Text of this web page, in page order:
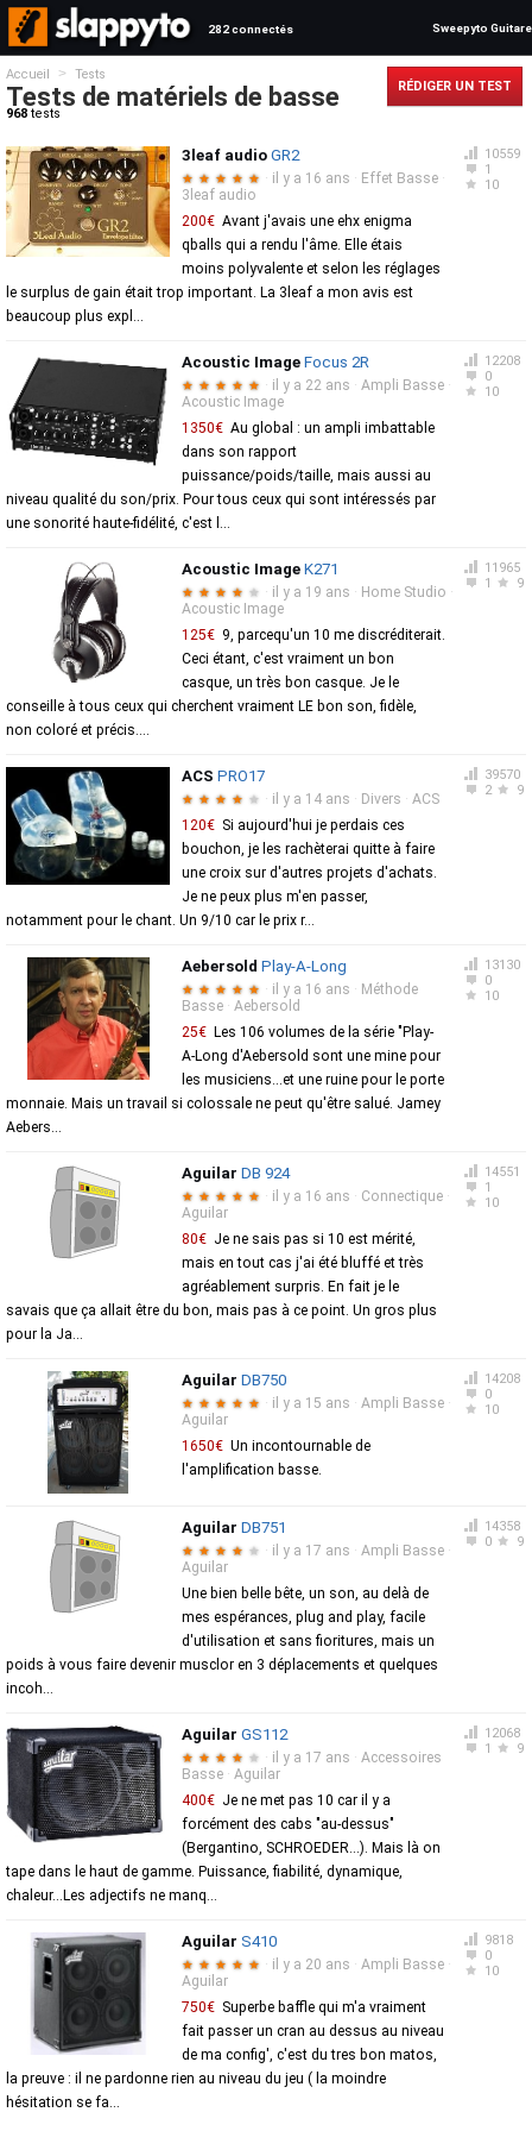
282 connectés Sweepyto Guitare
Accueil > Tests
Tests de matériels de basse
968 tests
RÉDIGER UN TEST
10559
1
10
3leaf audio GR2
★ ★ ★ ★ ★ · il y a 16 ans · Effet Basse ·
3leaf audio
200€ Avant j'avais une ehx enigma
qballs qui a rendu l'âme. Elle étais
moins polyvalente et selon les réglages
le surplus de gain était trop important. La 3leaf a mon avis est
beaucoup plus expl...
12208
0
10
Acoustic Image Focus 2R
★ ★ ★ ★ ★ · il y a 22 ans · Ampli Basse ·
Acoustic Image
1350€ Au global : un ampli imbattable
dans son rapport
puissance/poids/taille, mais aussi au
niveau qualité du son/prix. Pour tous ceux qui sont intéressés par
une sonorité haute-fidélité, c'est l...
11965
1
9
Acoustic Image K271
★ ★ ★ ★ ★ · il y a 19 ans · Home Studio ·
Acoustic Image
125€ 9, parcequ'un 10 me discréditerait.
Ceci étant, c'est vraiment un bon
casque, un très bon casque. Je le
conseille à tous ceux qui cherchent vraiment LE bon son, fidèle,
non coloré et précis....
39570
2
9
ACS PRO17
★ ★ ★ ★ ★ · il y a 14 ans · Divers · ACS
120€ Si aujourd'hui je perdais ces
bouchon, je les rachèterai quitte à faire
une croix sur d'autres projets d'achats.
Je ne peux plus m'en passer,
notamment pour le chant. Un 9/10 car le prix r...
13130
0
10
Aebersold Play-A-Long
★ ★ ★ ★ ★ · il y a 16 ans · Méthode
Basse · Aebersold
25€ Les 106 volumes de la série "Play-
A-Long d'Aebersold sont une mine pour
les musiciens...et une ruine pour le porte
monnaie. Mais un travail si colossale ne peut qu'être salué. Jamey
Aebers...
14551
1
10
Aguilar DB 924
★ ★ ★ ★ ★ · il y a 16 ans · Connectique ·
Aguilar
80€ Je ne sais pas si 10 est mérité,
mais en tout cas j'ai été bluffé et très
agréablement surpris. En fait je le
savais que ça allait être du bon, mais pas à ce point. Un gros plus
pour la Ja...
14208
0
10
Aguilar DB750
★ ★ ★ ★ ★ · il y a 15 ans · Ampli Basse ·
Aguilar
1650€ Un incontournable de
l'amplification basse.
14358
0
9
Aguilar DB751
★ ★ ★ ★ ★ · il y a 17 ans · Ampli Basse ·
Aguilar
Une bien belle bête, un son, au delà de
mes espérances, plug and play, facile
d'utilisation et sans fioritures, mais un
poids à vous faire devenir musclor en 3 déplacements et quelques
incoh...
12068
1
9
Aguilar GS112
★ ★ ★ ★ ★ · il y a 17 ans · Accessoires
Basse · Aguilar
400€ Je ne met pas 10 car il y a
forcément des cabs "au-dessus"
(Bergantino, SCHROEDER...). Mais là on
tape dans le haut de gamme. Puissance, fiabilité, dynamique,
chaleur...Les adjectifs ne manq...
9818
0
10
Aguilar S410
★ ★ ★ ★ ★ · il y a 20 ans · Ampli Basse ·
Aguilar
750€ Superbe baffle qui m'a vraiment
fait passer un cran au dessus au niveau
de ma config', c'est du tres bon matos,
la preuve : il ne pardonne rien au niveau du jeu ( la moindre
hésitation se fa...